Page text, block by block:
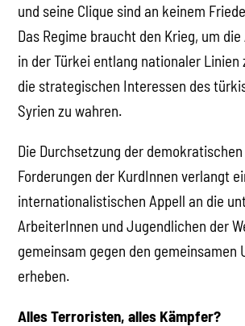
und seine Clique sind an keinem
Das Regime braucht den Krieg, um
in der Türkei entlang nationaler Linien
die strategischen Interessen des
Syrien zu wahren.
Die Durchsetzung der
Forderungen der KurdInnen verlangt
internationalistischen Appell an die
ArbeiterInnen und Jugendlichen der
gemeinsam gegen den gemeinsamen
erheben.
Alles Terroristen, alles Kämpfer?